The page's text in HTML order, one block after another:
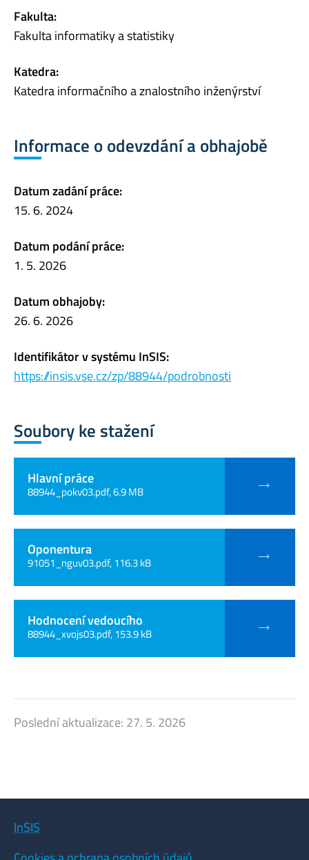
Fakulta:
Fakulta informatiky a statistiky
Katedra:
Katedra informačního a znalostního inženýrství
Informace o odevzdání a obhajobě
Datum zadání práce:
15. 6. 2024
Datum podání práce:
1. 5. 2026
Datum obhajoby:
26. 6. 2026
Identifikátor v systému InSIS:
https://insis.vse.cz/zp/88944/podrobnosti
Soubory ke stažení
Hlavní práce
88944_pokv03.pdf, 6.9 MB
Oponentura
91051_nguv03.pdf, 116.3 kB
Hodnocení vedoucího
88944_xvojs03.pdf, 153.9 kB
Poslední aktualizace: 27. 5. 2026
InSIS